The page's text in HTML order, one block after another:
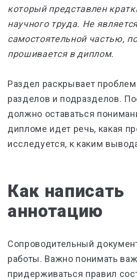
который представлен
научного труда. Не
самостоятельной частью,
прошивается в диплом.
Раздел раскрывает
разделов и подразделов.
должно оставаться
дипломе идет речь, какая
исследуется, к каким
Как написать
аннотацию
Сопроводительный
работы. Важно понимать
придерживаться правил